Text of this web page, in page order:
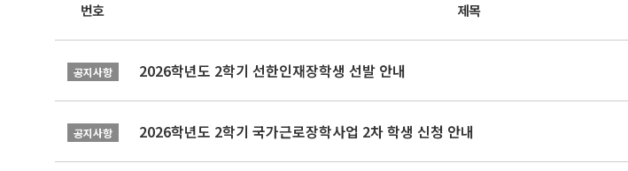
번호 제목
공지사항 2026학년도 2학기 선한인재장학생 선발 안내
공지사항 2026학년도 2학기 국가근로장학사업 2차 학생 신청 안내